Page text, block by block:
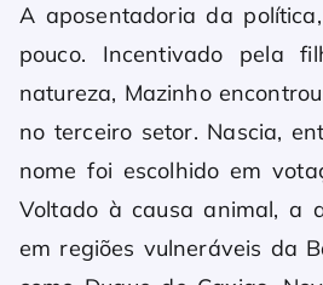
A aposentadoria da
pouco. Incentivado pela
natureza, Mazinho
no terceiro setor. Nascia,
nome foi escolhido em
Voltado à causa animal, a
em regiões vulneráveis da